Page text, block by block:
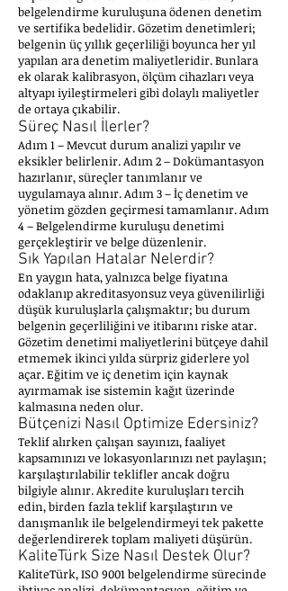
belgelendirme kuruluşuna ödenen denetim
ve sertifika bedelidir. Gözetim denetimleri;
belgenin üç yıllık geçerliliği boyunca her yıl
yapılan ara denetim maliyetleridir. Bunlara
ek olarak kalibrasyon, ölçüm cihazları veya
altyapı iyileştirmeleri gibi dolaylı maliyetler
de ortaya çıkabilir.
Süreç Nasıl İlerler?
Adım 1 – Mevcut durum analizi yapılır ve
eksikler belirlenir. Adım 2 – Dokümantasyon
hazırlanır, süreçler tanımlanır ve
uygulamaya alınır. Adım 3 – İç denetim ve
yönetim gözden geçirmesi tamamlanır. Adım
4 – Belgelendirme kuruluşu denetimi
gerçekleştirir ve belge düzenlenir.
Sık Yapılan Hatalar Nelerdir?
En yaygın hata, yalnızca belge fiyatına
odaklanıp akreditasyonsuz veya güvenilirliği
düşük kuruluşlarla çalışmaktır; bu durum
belgenin geçerliliğini ve itibarını riske atar.
Gözetim denetimi maliyetlerini bütçeye dahil
etmemek ikinci yılda sürpriz giderlere yol
açar. Eğitim ve iç denetim için kaynak
ayırmamak ise sistemin kağıt üzerinde
kalmasına neden olur.
Bütçenizi Nasıl Optimize Edersiniz?
Teklif alırken çalışan sayınızı, faaliyet
kapsamınızı ve lokasyonlarınızı net paylaşın;
karşılaştırılabilir teklifler ancak doğru
bilgiyle alınır. Akredite kuruluşları tercih
edin, birden fazla teklif karşılaştırın ve
danışmanlık ile belgelendirmeyi tek pakette
değerlendirerek toplam maliyeti düşürün.
KaliteTürk Size Nasıl Destek Olur?
KaliteTürk, ISO 9001 belgelendirme sürecinde